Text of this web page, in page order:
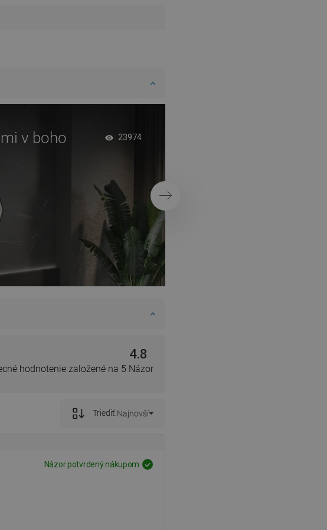
v boho
23974
Ďalej
4.8
hodnotenie založené na 5 Názor
Triediť:Najnovší
Názor potvrdený nákupom
GREEK